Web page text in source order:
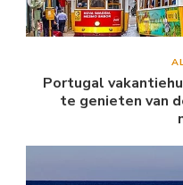
Portugal
te genieten van